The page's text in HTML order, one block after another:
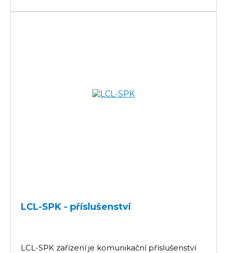
LCL-SPK - příslušenství
LCL-SPK zařízení je komunikační příslušenství